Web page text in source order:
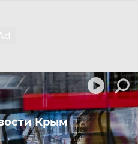
Крым